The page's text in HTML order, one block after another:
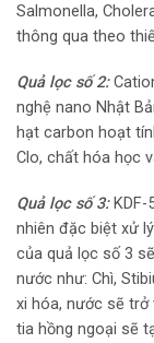
Salmonella,
thông qua theo
Quả lọc số 2:
nghệ nano Nhật
hạt carbon hoạt
Clo, chất hóa học
Quả lọc số 3:
nhiên đặc biệt xử
của quả lọc số 3
nước như: Chì,
xi hóa, nước sẽ trở
tia hồng ngoại sẽ